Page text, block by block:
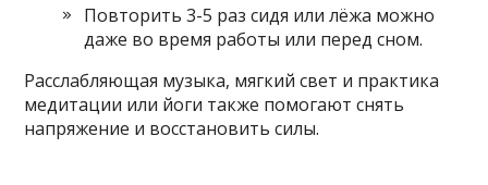
Повторить 3-5 раз сидя или лёжа можно
даже во время работы или перед сном.
Расслабляющая музыка, мягкий свет и практика
медитации или йоги также помогают снять
напряжение и восстановить силы.